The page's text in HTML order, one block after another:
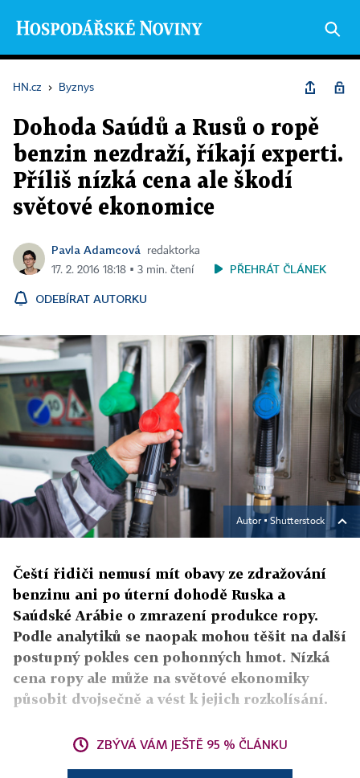
HN.cz › Byznys
Dohoda Saúdů a Rusů o ropě
benzin nezdraží, říkají experti.
Příliš nízká cena ale škodí
světové ekonomice
Pavla Adamcová
redaktorka
17. 2. 2016 18:18 ▪ 3 min. čtení
PŘEHRÁT ČLÁNEK
ODEBÍRAT AUTORKU
Autor ▪ Shutterstock
Čeští řidiči nemusí mít obavy ze zdražování
benzinu ani po úterní dohodě Ruska a
Saúdské Arábie o zmrazení produkce ropy.
Podle analytiků se naopak mohou těšit na další
postupný pokles cen pohonných hmot. Nízká
cena ropy ale může na světové ekonomiky
působit dvojsečně a vést k jejich rozkolísání.
ZBÝVÁ VÁM JEŠTĚ 95 % ČLÁNKU